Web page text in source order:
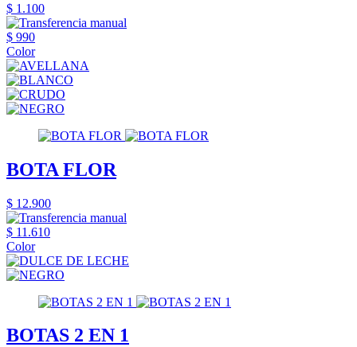
$ 1.100
$ 990
Color
BOTA FLOR
$ 12.900
$ 11.610
Color
BOTAS 2 EN 1